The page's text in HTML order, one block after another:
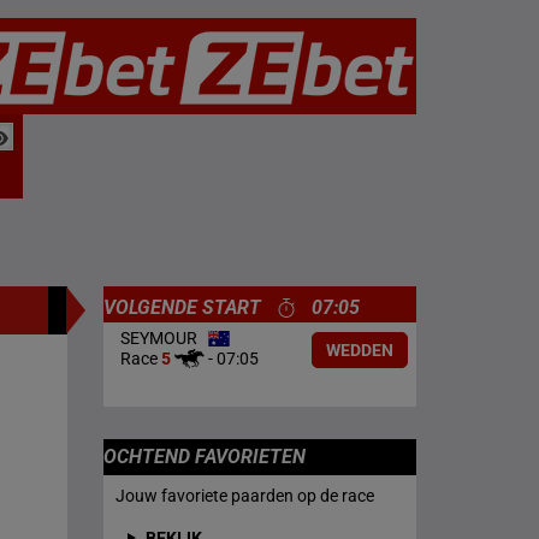
VOLGENDE START 07:05
SEYMOUR
Race5 -07:05 WEDDEN
OCHTEND FAVORIETEN
Jouw favoriete paarden op de race